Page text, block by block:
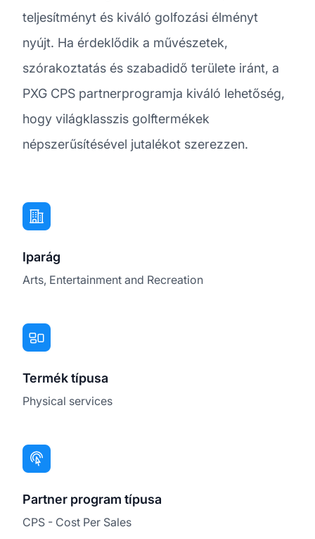
teljesítményt és kiváló golfozási élményt
nyújt. Ha érdeklődik a művészetek,
szórakoztatás és szabadidő területe iránt, a
PXG CPS partnerprogramja kiváló lehetőség,
hogy világklasszis golftermékek
népszerűsítésével jutalékot szerezzen.
Iparág
Arts, Entertainment and Recreation
Termék típusa
Physical services
Partner program típusa
CPS - Cost Per Sales